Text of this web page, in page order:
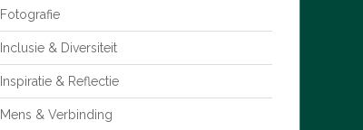
Fotografie
Inclusie & Diversiteit
Inspiratie & Reflectie
Mens & Verbinding